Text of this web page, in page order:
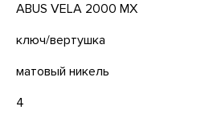
ABUS VELA 2000 MX
ключ/вертушка
матовый никель
4